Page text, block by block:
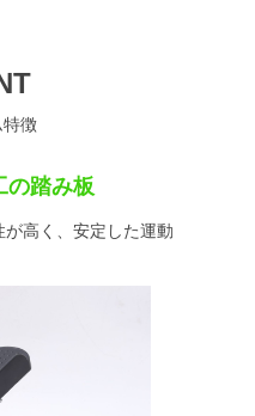
特徴
の踏み板
高く、安定した運動